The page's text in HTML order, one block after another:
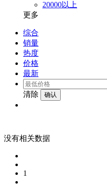
20000以上
更多
综合
销量
热度
价格
最新
清除
确认
没有相关数据
1